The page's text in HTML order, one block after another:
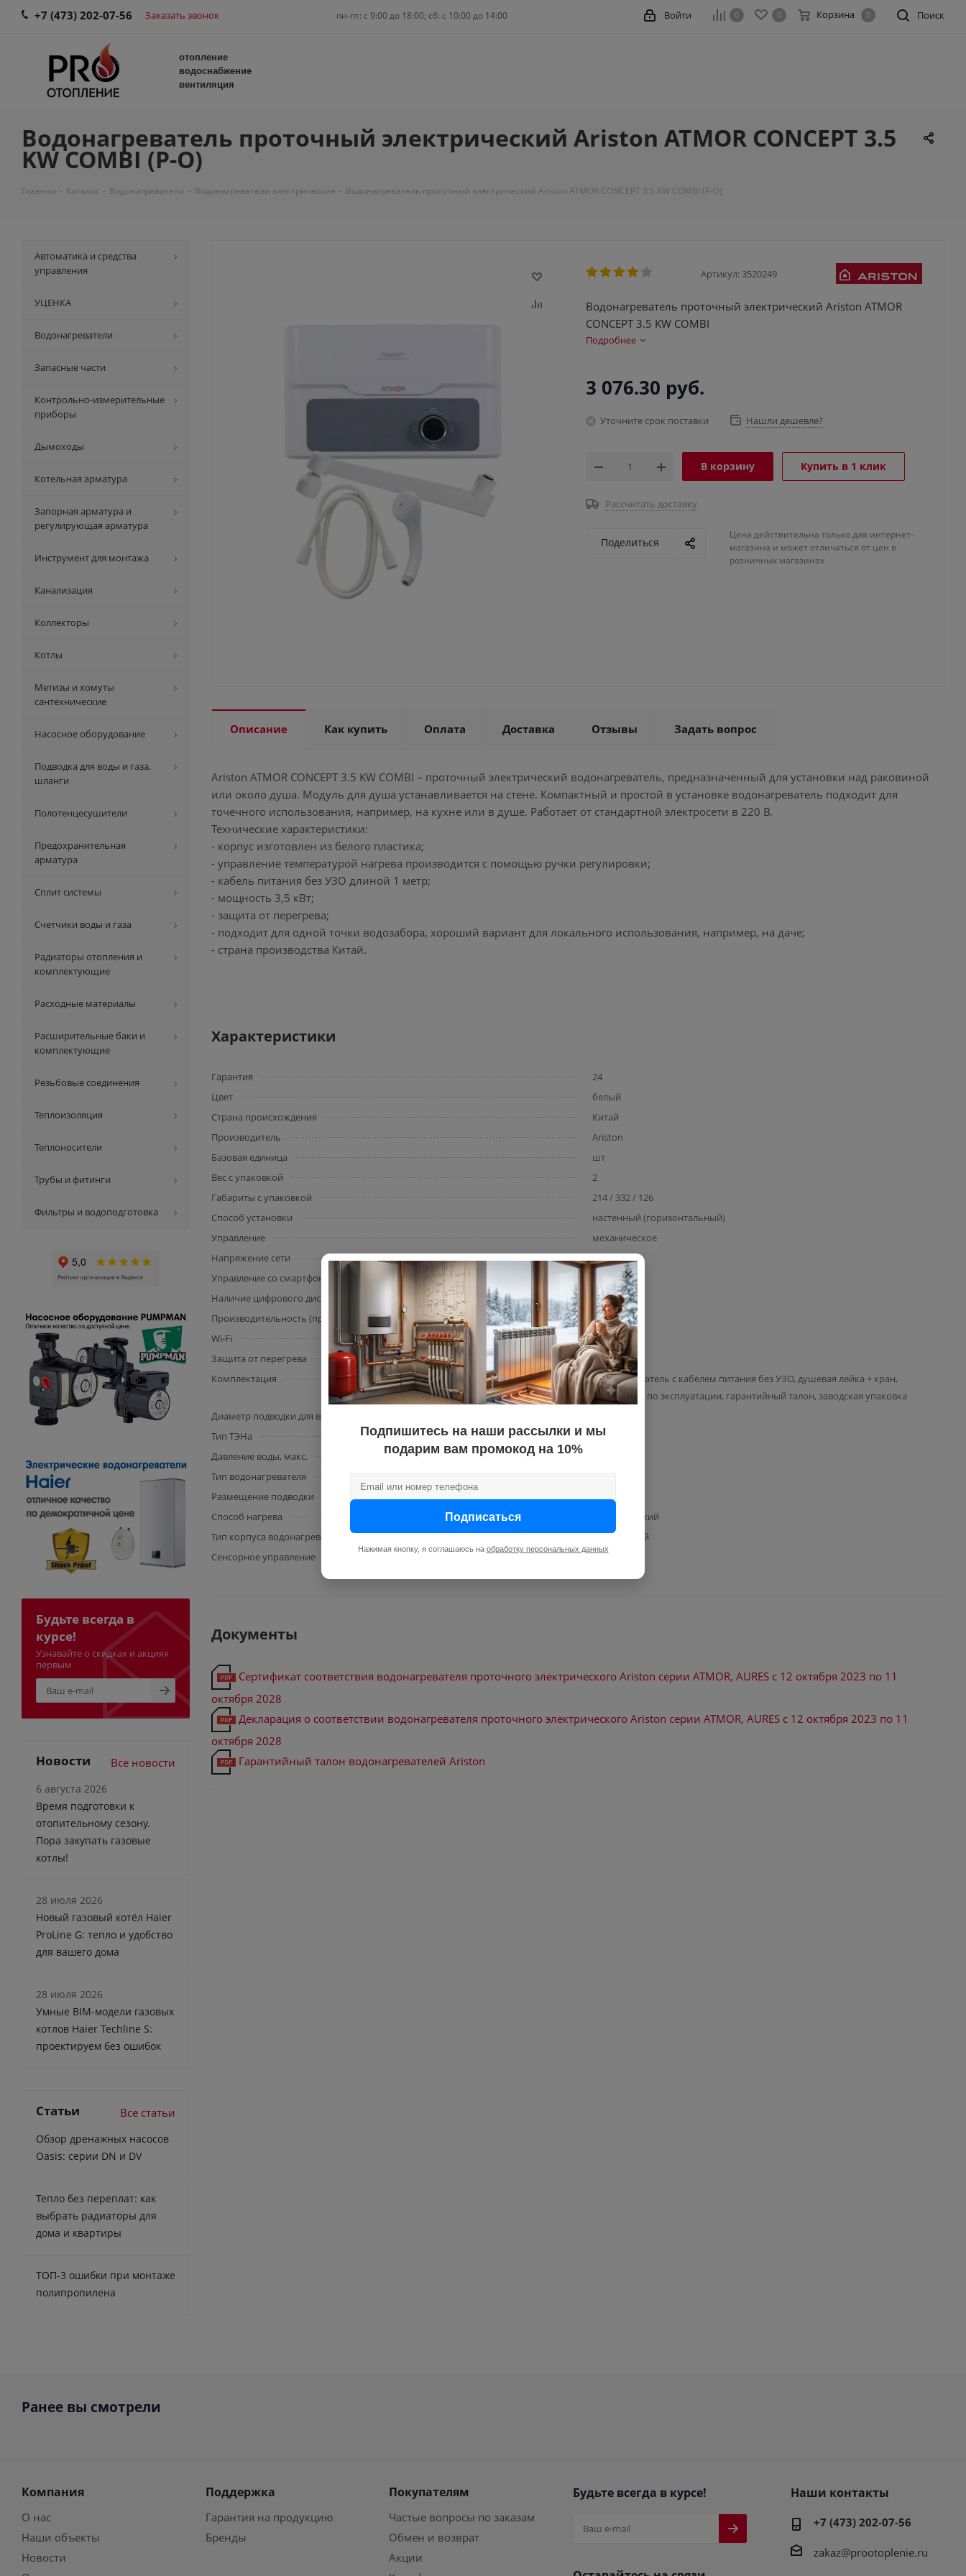
+7 (473) 202-07-56 Заказать звонок пн-пт: c 9:00 до 18:00; сб: с 10:00 до 14:00 Поиск
0 0 Корзина 0
Войти
отопление
водоснабжение
вентиляция
Водонагреватель проточный электрический Ariston ATMOR CONCEPT 3.5
KW COMBI (Р-О)
Главная - Каталог - Водонагреватели - Водонагреватели электрические - Водонагреватель проточный электрический Ariston ATMOR CONCEPT 3.5 KW COMBI (Р-О)
Артикул: 3520249
Водонагреватель проточный электрический Ariston ATMOR
CONCEPT 3.5 KW COMBI
Подробнее
3 076.30 руб.
Уточните срок поставки Нашли дешевле?
В корзину Купить в 1 клик
Рассчитать доставку
Поделиться
Цена действительна только для интернет-
магазина и может отличаться от цен в
розничных магазинах
Описание Как купить Оплата Доставка Отзывы Задать вопрос
Ariston ATMOR CONCEPT 3.5 KW COMBI – проточный электрический водонагреватель, предназначенный для установки над раковиной
или около душа. Модуль для душа устанавливается на стене. Компактный и простой в установке водонагреватель подходит для
точечного использования, например, на кухне или в душе. Работает от стандартной электросети в 220 В.
Технические характеристики:
- корпус изготовлен из белого пластика;
- управление температурой нагрева производится с помощью ручки регулировки;
- кабель питания без УЗО длиной 1 метр;
- мощность 3,5 кВт;
- защита от перегрева;
- подходит для одной точки водозабора, хороший вариант для локального использования, например, на даче;
- страна производства Китай.
Характеристики
Гарантия
24
Цвет
белый
Страна происхождения
Китай
Производитель
Ariston
Базовая единица
шт
Вес с упаковкой
2
Габариты с упаковкой
214 / 332 / 126
Способ установки
настенный (горизонтальный)
Управление
механическое
Напряжение сети
220
Управление со смартфона
нет
Наличие цифрового дисплея
нет
Производительность (проток воды)
2
Wi-Fi
Нет
Защита от перегрева
Нет
Комплектация
водонагреватель с кабелем питания без УЗО, душевая лейка + кран,
инструкция по эксплуатации, гарантийный талон, заводская упаковка
Диаметр подводки для воды
Тип ТЭНа
мокрый
Давление воды, макс.
Тип водонагревателя
Размещение подводки
нижнее
Способ нагрева
электрический
Тип корпуса водонагревателя
компактный
Сенсорное управление
Нет
Документы
Сертификат соответствия водонагревателя проточного электрического Ariston серии ATMOR, AURES с 12 октября 2023 по 11
октября 2028
Декларация о соответствии водонагревателя проточного электрического Ariston серии ATMOR, AURES с 12 октября 2023 по 11
октября 2028
Гарантийный талон водонагревателей Ariston
Автоматика и средства
управления
УЦЕНКА
Водонагреватели
Запасные части
Контрольно-измерительные
приборы
Дымоходы
Котельная арматура
Запорная арматура и
регулирующая арматура
Инструмент для монтажа
Канализация
Коллекторы
Котлы
Метизы и хомуты
сантехнические
Насосное оборудование
Подводка для воды и газа,
шланги
Полотенцесушители
Предохранительная
арматура
Сплит системы
Счетчики воды и газа
Радиаторы отопления и
комплектующие
Расходные материалы
Расширительные баки и
комплектующие
Резьбовые соединения
Теплоизоляция
Теплоносители
Трубы и фитинги
Фильтры и водоподготовка
Будьте всегда в
курсе!
Узнавайте о скидках и акциях
первым
Новости Все новости
6 августа 2026
Время подготовки к
отопительному сезону.
Пора закупать газовые
котлы!
28 июля 2026
Новый газовый котёл Haier
ProLine G: тепло и удобство
для вашего дома
28 июля 2026
Умные BIM-модели газовых
котлов Haier Techline S:
проектируем без ошибок
Статьи Все статьи
Обзор дренажных насосов
Oasis: серии DN и DV
Тепло без переплат: как
выбрать радиаторы для
дома и квартиры
ТОП-3 ошибки при монтаже
полипропилена
Ранее вы смотрели
Компания
О нас
Наши объекты
Новости
Поддержка
Гарантия на продукцию
Бренды
Покупателям
Частые вопросы по заказам
Обмен и возврат
Акции
Будьте всегда в курсе! Наши контакты
+7 (473) 202-07-56
zakaz@prootoplenie.ru
×
Подпишитесь на наши рассылки и мы
подарим вам промокод на 10%
Подписаться
Нажимая кнопку, я соглашаюсь на обработку персональных данных